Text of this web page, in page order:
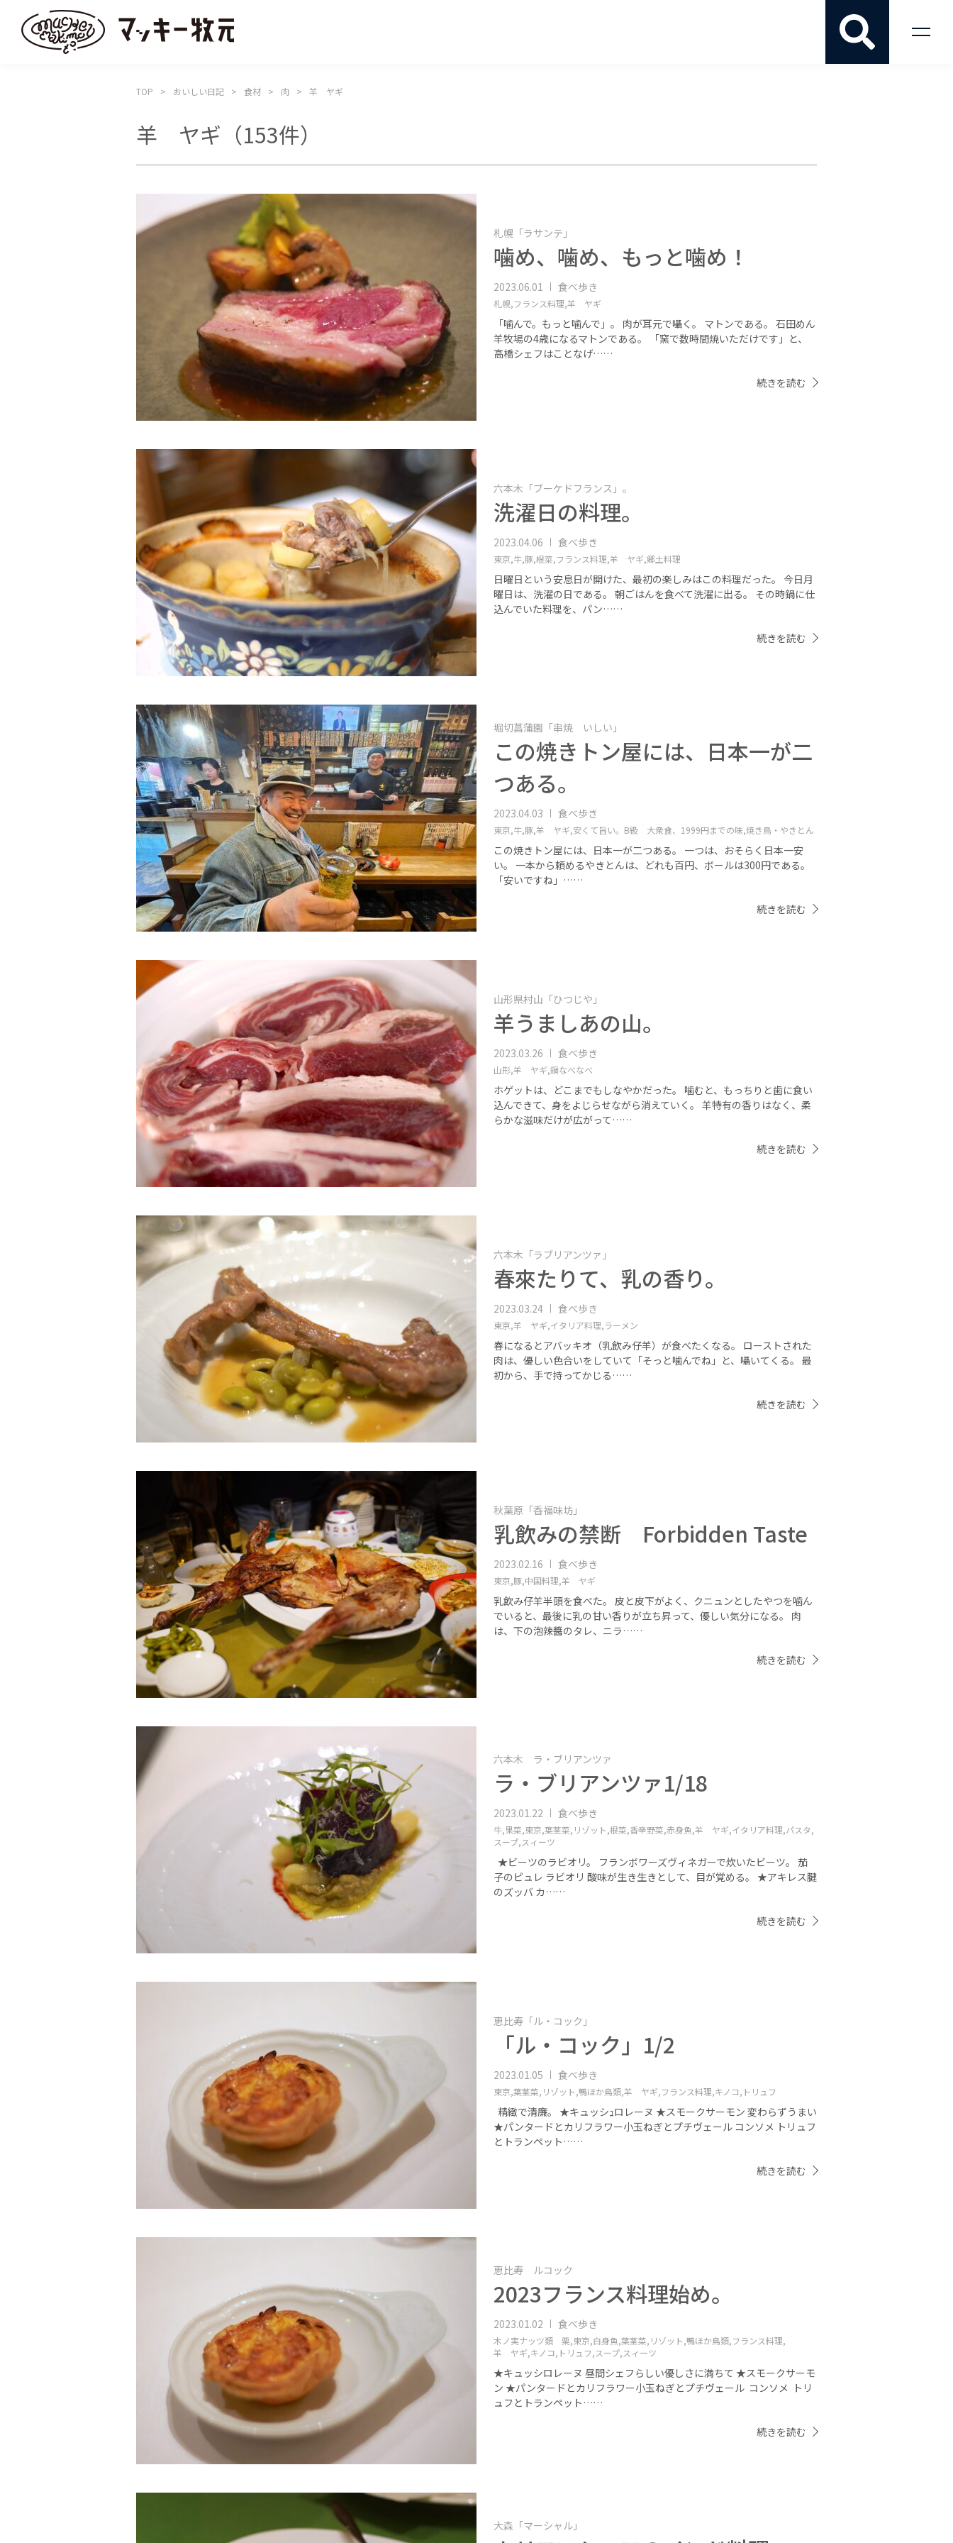
TOP おいしい日記 食材 肉 羊 ヤギ
羊 ヤギ （153件）
札幌「ラサンテ」
噛め、噛め、もっと噛め！
2023.06.01 食べ歩き
札幌,フランス料理,羊 ヤギ
「噛んで。もっと噛んで」。 肉が耳元で囁く。 マトンである。 石田めん
羊牧場の4歳になるマトンである。 「窯で数時間焼いただけです」と、
高橋シェフはことなげ……
続きを読む
六本木「ブーケドフランス」。
洗濯日の料理。
2023.04.06 食べ歩き
東京,牛,豚,根菜,フランス料理,羊 ヤギ,郷土料理
日曜日という安息日が開けた、最初の楽しみはこの料理だった。 今日月
曜日は、洗濯の日である。 朝ごはんを食べて洗濯に出る。 その時鍋に仕
込んでいた料理を、パン……
続きを読む
堀切菖蒲園「串焼 いしい」
この焼きトン屋には、日本一が二
つある。
2023.04.03 食べ歩き
東京,牛,豚,羊 ヤギ,安くて旨い。B級 大衆食、1999円までの味,焼き鳥・やきとん
この焼きトン屋には、日本一が二つある。 一つは、おそらく日本一安
い。 一本から頼めるやきとんは、どれも百円、ボールは300円である。
「安いですね」……
続きを読む
山形県村山「ひつじや」
羊うましあの山。
2023.03.26 食べ歩き
山形,羊 ヤギ,鍋なべなべ
ホゲットは、どこまでもしなやかだった。 噛むと、もっちりと歯に食い
込んできて、身をよじらせながら消えていく。 羊特有の香りはなく、柔
らかな滋味だけが広がって……
続きを読む
六本木「ラブリアンツァ」
春來たりて、乳の香り。
2023.03.24 食べ歩き
東京,羊 ヤギ,イタリア料理,ラーメン
春になるとアバッキオ（乳飲み仔羊）が食べたくなる。 ローストされた
肉は、優しい色合いをしていて「そっと噛んでね」と、囁いてくる。 最
初から、手で持ってかじる……
続きを読む
秋葉原「香福味坊」
乳飲みの禁断 Forbidden Taste
2023.02.16 食べ歩き
東京,豚,中国料理,羊 ヤギ
乳飲み仔羊半頭を食べた。 皮と皮下がよく、クニュンとしたやつを噛ん
でいると、最後に乳の甘い香りが立ち昇って、優しい気分になる。 肉
は、下の泡辣醬のタレ、ニラ……
続きを読む
六本木 ラ・ブリアンツァ
ラ・ブリアンツァ1/18
2023.01.22 食べ歩き
牛,果菜,東京,葉茎菜, リゾット,根菜,香辛野菜,赤身魚,羊 ヤギ,イタリア料理,パスタ,
スープ,スィーツ
★ビーツのラビオリ。 フランボワーズヴィネガーで炊いたビーツ。 茄
子のピュレ ラビオリ 酸味が生き生きとして、目が覚める。 ★アキレス腱
のズッバ カ……
続きを読む
恵比寿「ル・コック」
「ル・コック」1/2
2023.01.05 食べ歩き
東京,葉茎菜, リゾット,鴨ほか鳥類,羊 ヤギ,フランス料理,キノコ, トリュフ
精緻で清廉。 ★キュッシｭロレーヌ ★スモークサーモン 変わらずうまい
★パンタードとカリフラワー小玉ねぎとプチヴェール コンソメ トリュフ
とトランペット……
続きを読む
恵比寿 ルコック
2023フランス料理始め。
2023.01.02 食べ歩き
木ノ実ナッツ類 栗,東京,白身魚,葉茎菜, リゾット,鴨ほか鳥類,フランス料理,
羊 ヤギ,キノコ, トリュフ,スープ,スィーツ
★キュッシロレーヌ 昼間シェフらしい優しさに満ちて ★スモークサーモ
ン ★パンタードとカリフラワー小玉ねぎとプチヴェール コンソメ トリ
ュフとトランペット……
続きを読む
大森「マーシャル」